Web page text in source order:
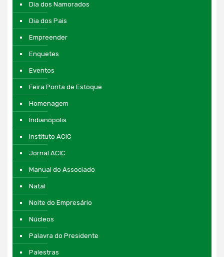
Dia dos Namorados
Dia dos Pais
Empreender
Enquetes
Eventos
Feira Ponta de Estoque
Homenagem
Indianópolis
Instituto ACIC
Jornal ACIC
Manual do Associado
Natal
Noite do Empresário
Núcleos
Palavra do Presidente
Palestras